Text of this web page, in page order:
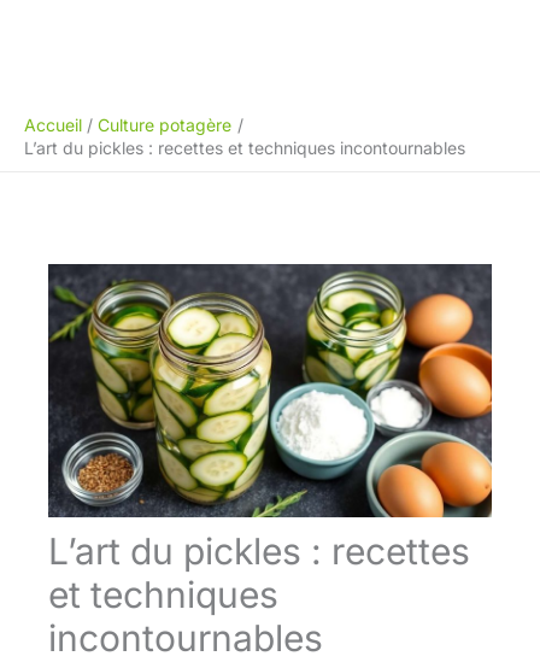
Accueil
Culture potagère
L’art du pickles : recettes et techniques incontournables
L’art du pickles : recettes
et techniques
incontournables